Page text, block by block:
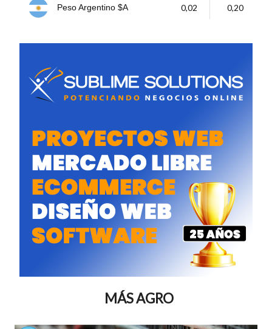
Peso Argentino $A 0,02 0,20
MÁS AGRO